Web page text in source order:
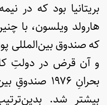
هارولد ویلسون، با
که صندوق بین‌المللی
و آن قرض در دولتِ
بحرانِ ۱۹۷۶
بیشتر شد.